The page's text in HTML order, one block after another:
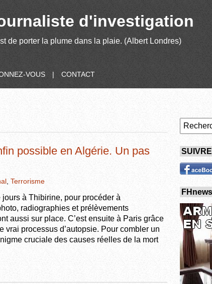
d'investigation
de porter la plume dans la plaie. (Albert Londres)
VOUS | CONTACT
possible en Algérie. Un pas
Terrorisme
à Thibirine, pour procéder à
radiographies et prélèvements
aussi sur place. C’est ensuite à Paris grâce
processus d’autopsie. Pour combler un
cruciale des causes réelles de la mort